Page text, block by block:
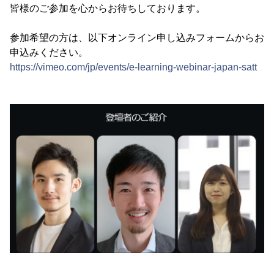
皆様のご参加を心からお待ちしております。
参加希望の方は、以下オンライン申し込みフォームからお
申込みください。
https://vimeo.com/jp/events/e-learning-webinar-japan-satt